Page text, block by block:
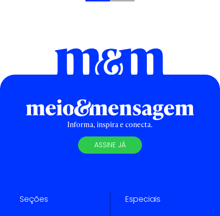
Informa, inspira e conecta.
ASSINE JÁ
Seções Especiais